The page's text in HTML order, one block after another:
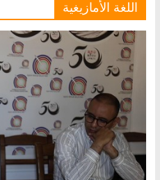
المغرب
اللغة الأمازيغية